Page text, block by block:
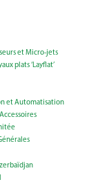
et Micro-jets
plats ‘Layflat’
et Automatisation